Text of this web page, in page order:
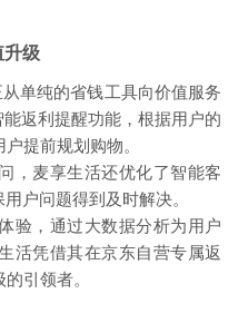
升级
单纯的省钱工具向价值服务
返利提醒功能，根据用户的
提前规划购物。
，麦享生活还优化了智能客
户问题得到及时解决。
验，通过大数据分析为用户
活凭借其在京东自营专属返
引领者。